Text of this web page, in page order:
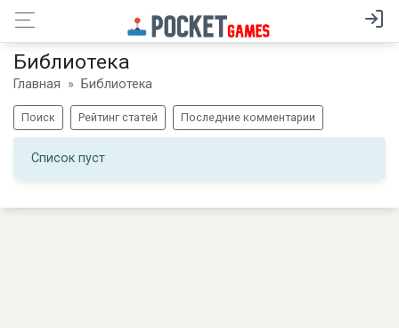
Библиотека
Главная Библиотека
Поиск Рейтинг статей Последние комментарии
Список пуст